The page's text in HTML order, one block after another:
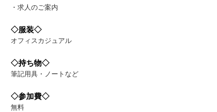
・求人のご案内
◇服装◇
オフィスカジュアル
◇持ち物◇
筆記用具・ノートなど
◇参加費◇
無料